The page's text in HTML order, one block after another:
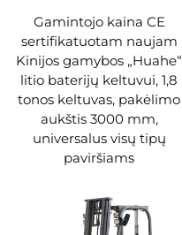
Gamintojo kaina CE
sertifikatuotam naujam
Kinijos gamybos „Huahe“
litio baterijų keltuvui, 1,8
tonos keltuvas, pakėlimo
aukštis 3000 mm,
universalus visų tipų
paviršiams